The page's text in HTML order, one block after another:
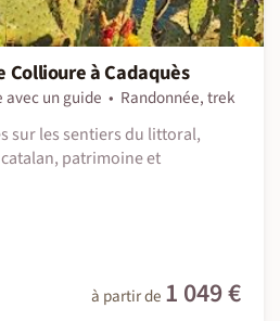
à Cadaquès
avec un guide
Randonnée, trek
sur les sentiers du littoral,
patrimoine et
à partir de 1 049 €